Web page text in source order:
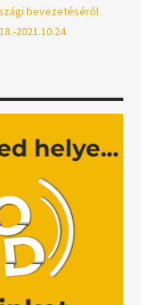
bevezetéséről
2021.10.24.